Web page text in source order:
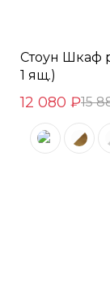
Стоун Шкаф
1 ящ.)
12 080 ₽15